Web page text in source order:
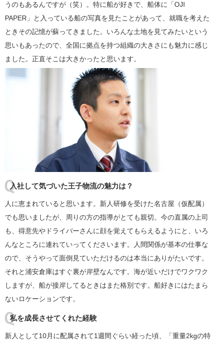
うのもあるんですが（笑）。特に船が好きで、船体に「OJI
PAPER」と入っている船の写真を見たことがあって、就職を考えた
ときその記憶が蘇ってきました。いろんな土地を見てみたいという
思いもあったので、全国に拠点を持つ組織の大きさにも魅力に感じ
ました。正直そこは大きかったと思います。
入社して気づいた王子物流の魅力は？
人に恵まれていると思います。新人研修を受けた名古屋（仮配属）
でも思いましたが、周りの方の指導がとても親切。今の直属の上司
も、得意先やドライバーさんに顔を覚えてもらえるようにと、いろ
んなところに連れていってくださいます。人間関係が基本の仕事な
ので、そうやって面倒見ていただけるのは本当にありがたいです。
それと浦安倉庫はすぐ裏が岸壁なんです。海が近いだけでワクワク
しますが、船が接岸してるときはまた格別です。船好きにはたまら
ないロケーションです。
私を成長させてくれた経験
新人として10月に配属されて1週間ぐらい経った頃、「重量2kgの特